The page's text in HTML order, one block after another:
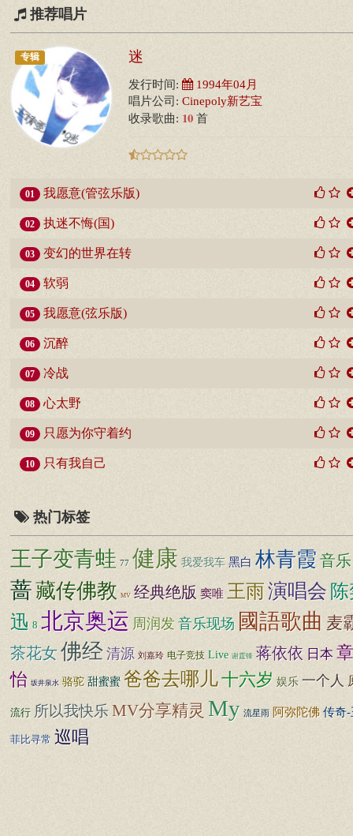
推荐唱片
专辑 迷
发行时间: 1994年04月
唱片公司: Cinepoly新艺宝
收录歌曲: 10 首
01 我愿意(管弦乐版)
02 执迷不悔(国)
03 变幻的世界在转
04 软弱
05 我愿意(弦乐版)
06 沉醉
07 冷战
08 心太野
09 只愿为你守着约
10 只有我自己
热门标签
王子变青蛙 77 健康 我爱我车 黑白 林青霞音乐
蔷藏传佛教 MV 经典绝版 窦唯 王雨演唱会
迅 8 北京奥运 周润发 音乐现场 國語歌曲 麦
茶花女佛经 清源 刘嘉玲 电子竞技 Live 谢霆锋 蒋依依 日本
怡 坂井泉水 骆驼 甜蜜蜜 爸爸去哪儿十六岁 娱乐 一个人
流行 所以我快乐MV分享精灵 My 流星雨 阿弥陀佛 传奇-
菲比寻常 巡唱